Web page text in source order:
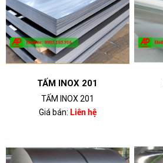
TẤM INOX 201
TẤM INOX 201
Giá bán: Liên hệ